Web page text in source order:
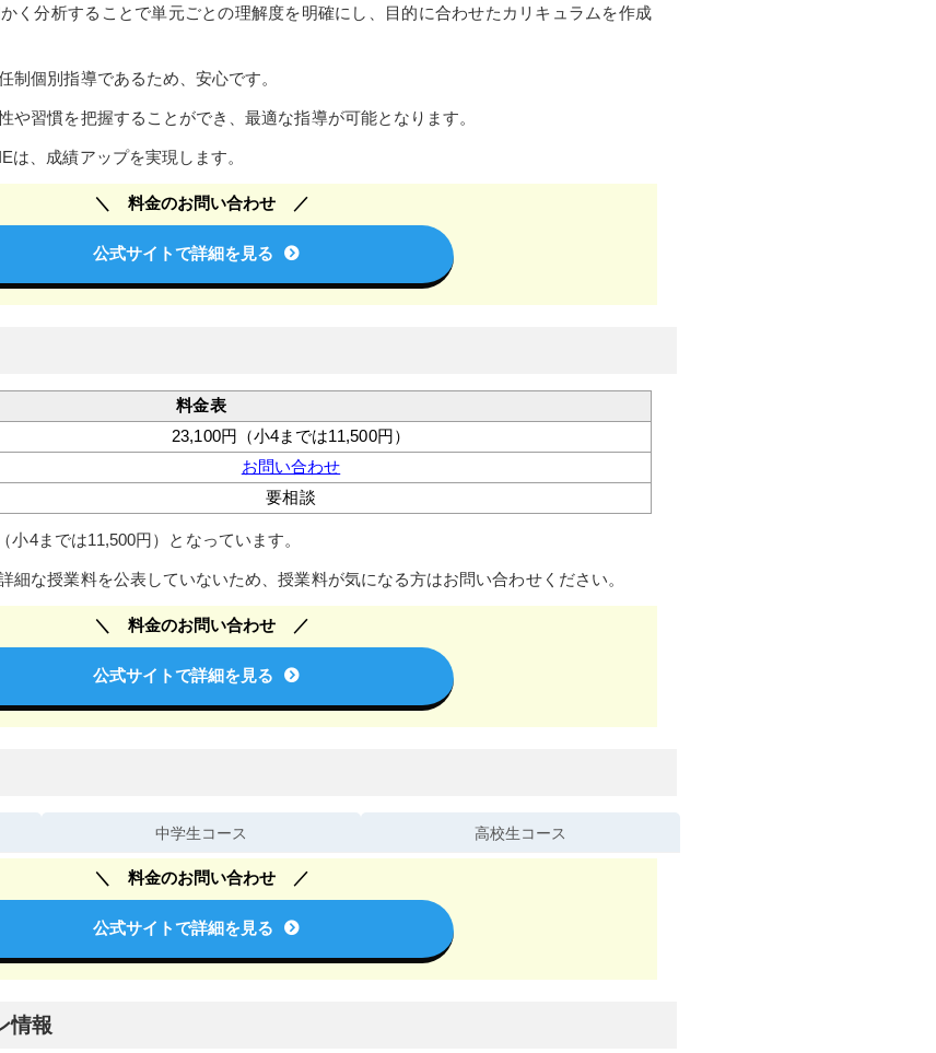
く分析することで単元ごとの理解度を明確にし、目的に合わせたカリキュラムを作成
制個別指導であるため、安心です。
や習慣を把握することができ、最適な指導が可能となります。
は、成績アップを実現します。
料金のお問い合わせ
公式サイトで詳細を見る
料金表
23,100円（小4までは11,500円）
お問い合わせ
要相談
小4までは11,500円）となっています。
細な授業料を公表していないため、授業料が気になる方はお問い合わせください。
料金のお問い合わせ
公式サイトで詳細を見る
中学生コース 高校生コース
料金のお問い合わせ
公式サイトで詳細を見る
情報